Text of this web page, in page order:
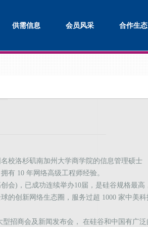
供需信息 会员风采 合作生态
校洛杉矶南加州大学商学院的信息管理硕士
有 10 年网络高级工程师经验。
会)，已成功连续举办10届，是硅谷规格最高
的创新网络生态圈，服务过超 1000 家中美科
招商会及新闻发布会， 在硅谷和中国有广泛